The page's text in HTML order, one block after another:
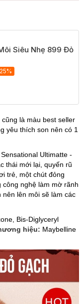
Siêu Nhẹ 899 Đỏ
25%
là màu best seller
yêu thích son nên có 1
Ultimatte -
thái mới lại, quyến rũ
trẻ, một chút đỏng
nghệ làm mờ rãnh
lên môi sẽ làm các
Bis-Diglyceryl
hiệu: Maybelline